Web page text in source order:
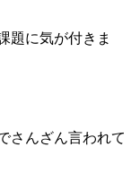
題に気が付きま
さんざん言われて